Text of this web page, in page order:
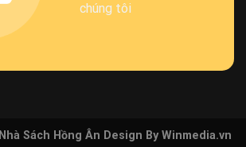
chúng tôi
Nhà Sách Hồng Ân Design By Winmedia.vn